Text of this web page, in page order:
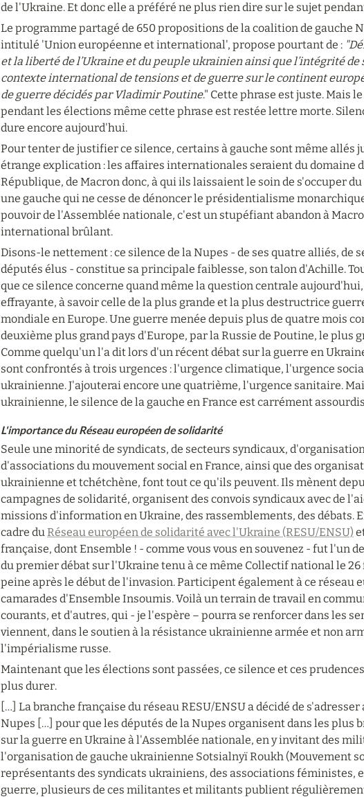
de l'Ukraine. Et donc elle a préféré ne plus rien dire sur le sujet
Le programme partagé de 650 propositions de la coalition de gauche
intitulé 'Union européenne et international', propose pourtant de :
et la liberté de l’Ukraine et du peuple ukrainien ainsi que l’intégrité
contexte international de tensions et de guerre sur le continent
de guerre décidés par Vladimir Poutine." Cette phrase est juste. Mais
pendant les élections même cette phrase est restée lettre morte.
dure encore aujourd'hui.
Pour tenter de justifier ce silence, certains à gauche sont même allés
étrange explication : les affaires internationales seraient du domaine
République, de Macron donc, à qui ils laissaient le soin de s'occuper
une gauche qui ne cesse de dénoncer le présidentialisme
pouvoir de l'Assemblée nationale, c'est un stupéfiant abandon à
international brûlant.
Disons-le nettement : ce silence de la Nupes - de ses quatre alliés, de
députés élus - constitue sa principale faiblesse, son talon d'Achille.
que ce silence concerne quand même la question centrale
effrayante, à savoir celle de la plus grande et la plus destructrice
mondiale en Europe. Une guerre menée depuis plus de quatre mois
deuxième plus grand pays d'Europe, par la Russie de Poutine, le plus
Comme quelqu'un l'a dit lors d'un récent débat sur la guerre en
sont confrontés à trois urgences : l'urgence climatique, l'urgence
ukrainienne. J'ajouterai encore une quatrième, l'urgence sanitaire.
ukrainienne, le silence de la gauche en France est carrément
L'importance du Réseau européen de solidarité
Seule une minorité de syndicats, de secteurs syndicaux,
d'associations du mouvement social en France, ainsi que des
ukrainienne et tchétchène, font tout ce qu'ils peuvent. Ils mènent
campagnes de solidarité, organisent des convois syndicaux avec de
missions d'information en Ukraine, des rassemblements, des débats.
cadre du Réseau européen de solidarité avec l'Ukraine (RESU/ENSU)
française, dont Ensemble ! - comme vous vous en souvenez - fut l'un
du premier débat sur l'Ukraine tenu à ce même Collectif national le
peine après le début de l'invasion. Participent également à ce réseau
camarades d'Ensemble Insoumis. Voilà un terrain de travail en
courants, et d'autres, qui - je l'espère – pourra se renforcer dans les
viennent, dans le soutien à la résistance ukrainienne armée et non
l'impérialisme russe.
Maintenant que les élections sont passées, ce silence et ces
plus durer.
[…] La branche française du réseau RESU/ENSU a décidé de
Nupes […] pour que les députés de la Nupes organisent dans les plus
sur la guerre en Ukraine à l'Assemblée nationale, en y invitant des
l'organisation de gauche ukrainienne Sotsialnyï Roukh (Mouvement
représentants des syndicats ukrainiens, des associations féministes,
guerre, plusieurs de ces militantes et militants publient